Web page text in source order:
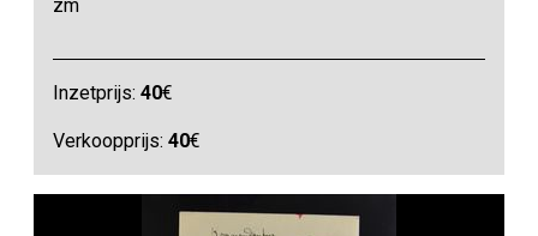
zm
Inzetprijs:40€
Verkoopprijs:40€